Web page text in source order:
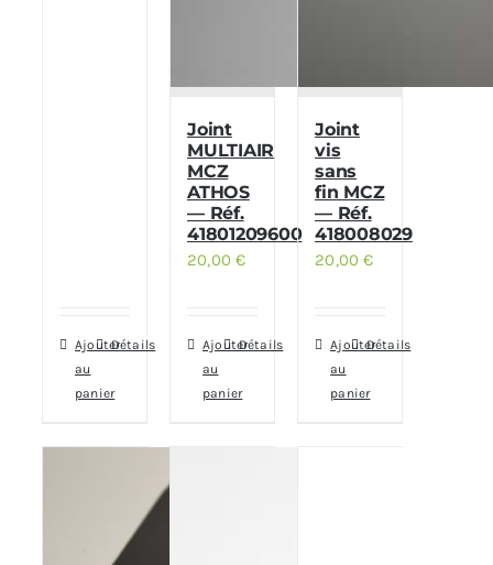
Ajouter
au
panier
Détails
Joint
MULTIAIR
MCZ
ATHOS
— Réf.
41801209600
20,00€
Ajouter
au
panier
Détails
Joint
vis
sans
fin MCZ
— Réf.
418008029
20,00€
Ajouter
au
panier
Détails